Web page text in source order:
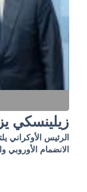
زيلينسكي
الرئيس الأوكراني
الانضمام الأوروبي